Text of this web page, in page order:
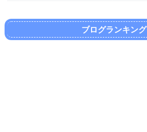
ブログランキング